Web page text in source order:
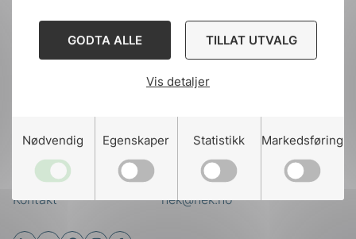
GODTA ALLE TILLAT UTVALG
Vis detaljer
Nødvendig Egenskaper Statistikk Markedsføring
Kontakt oss
Ansatte
nek@nek.no
Kontakt
Bruk av Cookies
Til